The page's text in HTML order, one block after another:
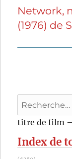
Publication
suivante :
Network,
(1976) de
Recherche
pour
:
titre de film
Index de